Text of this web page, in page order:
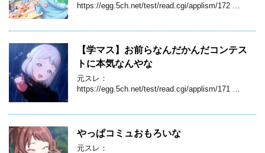
https://egg.5ch.net/test/read.cgi/applism/172 …
【学マス】お前らなんだかんだコンテス
トに本気なんやな
元スレ：
https://egg.5ch.net/test/read.cgi/applism/171 …
やっぱコミュおもろいな
元スレ：